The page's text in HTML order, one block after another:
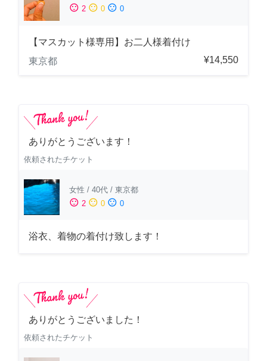
sentiment_satisfied 2 sentiment_neutral 0 sentiment_dissatisfied 0
【マスカット様専用】お二人様着付け
東京都
¥14,550
ありがとうございます！
依頼されたチケット
女性 / 40代 / 東京都
sentiment_satisfied 2 sentiment_neutral 0 sentiment_dissatisfied 0
浴衣、着物の着付け致します！
ありがとうございました！
依頼されたチケット